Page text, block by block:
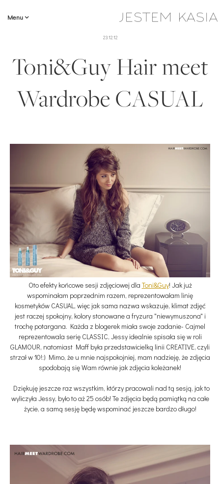
Menu
23.12.12
Toni&Guy Hair meet
Wardrobe CASUAL
Oto efekty końcowe sesji zdjęciowej dla Toni&Guy! Jak już
wspominałam poprzednim razem, reprezentowałam linię
kosmetyków CASUAL, więc jak sama nazwa wskazuje, klimat zdjęć
jest raczej spokojny, kolory stonowane a fryzura "niewymuszona" i
trochę potargana. Każda z blogerek miała swoje zadanie- Cajmel
reprezentowala serię CLASSIC, Jessy idealnie spisała się w roli
GLAMOUR, natomiast Maff była przedstawicielką linii CREATIVE, czyli
strzał w 10!:) Mimo, że u mnie najspokojniej, mam nadzieję, że zdjęcia
spodobają się Wam równie jak zdjęcia koleżanek!
Dziękuję jeszcze raz wszystkim, którzy pracowali nad tą sesją, jak to
wyliczyła Jessy, było to aż 25 osób! Te zdjęcia będą pamiątką na całe
życie, a samą sesję będę wspominać jeszcze bardzo długo!